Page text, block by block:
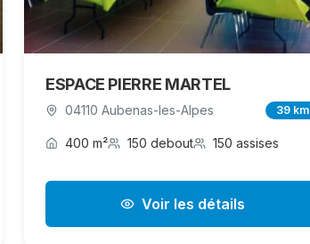
ESPACE PIERRE MARTEL
04110 Aubenas-les-Alpes 39 km
400 m² 150 debout 150 assises
Voir les détails